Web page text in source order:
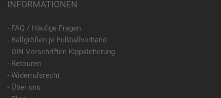
INFORMATIONEN
- FAQ / Häufige Fragen
- Ballgrößen je Fußballverband
- DIN Vorschriften Kippsicherung
- Retouren
- Widerrufsrecht
- Über uns